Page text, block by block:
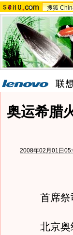
搜狐
奥运希腊
2008年02月01日
首席祭
北京奥组